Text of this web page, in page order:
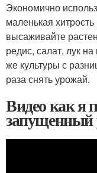
Экономично
маленькая
высаживайте
редис, салат, лук
же культуры с
раза снять урожай.
Видео как я
запущенный